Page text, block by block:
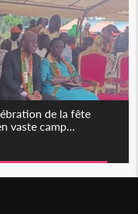
de la fête
vaste camp...